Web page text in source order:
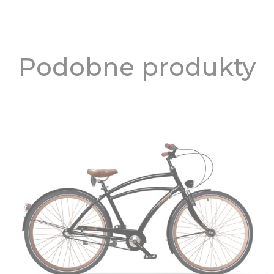
Podobne produkty